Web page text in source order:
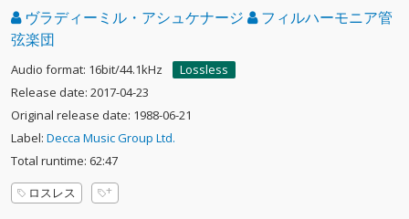
ヴラディーミル・アシュケナージ
フィルハーモニア管
弦楽団
Audio format: 16bit/44.1kHz
Lossless
Release date: 2017-04-23
Original release date: 1988-06-21
Label: Decca Music Group Ltd.
Total runtime: 62:47
ロスレス